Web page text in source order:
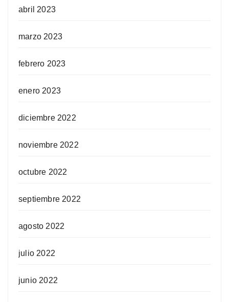
abril 2023
marzo 2023
febrero 2023
enero 2023
diciembre 2022
noviembre 2022
octubre 2022
septiembre 2022
agosto 2022
julio 2022
junio 2022